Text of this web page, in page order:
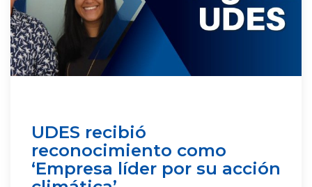
UDES recibió
reconocimiento como
‘Empresa líder por su acción